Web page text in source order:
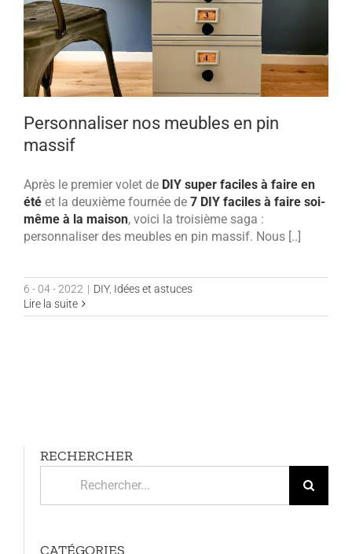
Personnaliser nos meubles en pin
massif
Après le premier volet de DIY super faciles à faire en
été et la deuxième fournée de 7 DIY faciles à faire soi-
même à la maison, voici la troisième saga :
personnaliser des meubles en pin massif. Nous [..]
6 - 04 - 2022 | DIY, Idées et astuces
Lire la suite
RECHERCHER
CATÉGORIES